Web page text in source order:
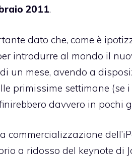
2011.
dato che, come è
introdurre al mondo il
un mese, avendo a
primissime settimane
davvero in pochi
commercializzazione
a ridosso del keynote di